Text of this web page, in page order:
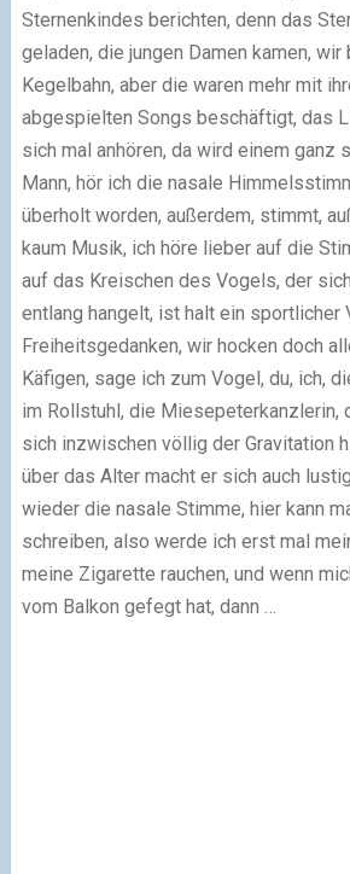
Sternenkindes berichten, denn das
geladen, die jungen Damen kamen,
Kegelbahn, aber die waren mehr mit
abgespielten Songs beschäftigt, das
sich mal anhören, da wird einem ganz
Mann, hör ich die nasale
überholt worden, außerdem, stimmt,
kaum Musik, ich höre lieber auf die
auf das Kreischen des Vogels, der
entlang hangelt, ist halt ein sportlicher
Freiheitsgedanken, wir hocken doch
Käfigen, sage ich zum Vogel, du, ich,
im Rollstuhl, die Miesepeterkanzlerin,
sich inzwischen völlig der Gravitation
über das Alter macht er sich auch
wieder die nasale Stimme, hier kann
schreiben, also werde ich erst mal
meine Zigarette rauchen, und wenn
vom Balkon gefegt hat, dann …